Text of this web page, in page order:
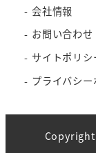
会社情報
お問い合わせ
サイトポリシ
プライバシー
Copyright